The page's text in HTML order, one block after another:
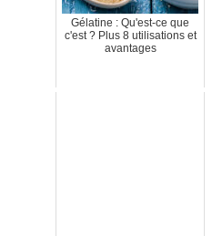
Gélatine : Qu'est-ce que
c'est ? Plus 8 utilisations et
avantages